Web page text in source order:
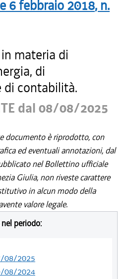
6 febbraio 2018, n.
materia di
di
contabilità.
dal 08/08/2025
documento è riprodotto, con
ed eventuali annotazioni, dal
nel Bollettino ufficiale
Giulia, non riveste carattere
in alcun modo della
valore legale.
periodo:
08/2025
08/2024